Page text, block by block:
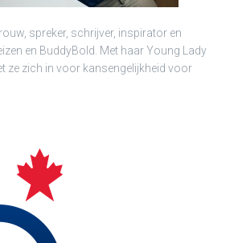
spreker, schrijver, inspirator en
en BuddyBold. Met haar Young Lady
ze zich in voor kansengelijkheid voor